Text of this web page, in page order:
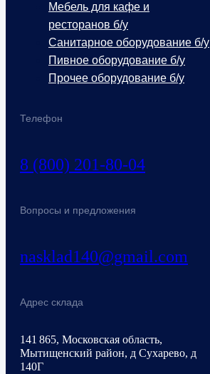
Телефон
8 (800) 201-80-04
Вопросы и предложения
nasklad140@gmail.com
Адрес склада
141 865, Московская область,
Мытищенский район, д Сухарево, д
140Г
Мебель для кафе и
ресторанов б/у
Санитарное оборудование б/у
Пивное оборудование б/у
Прочее оборудование б/у